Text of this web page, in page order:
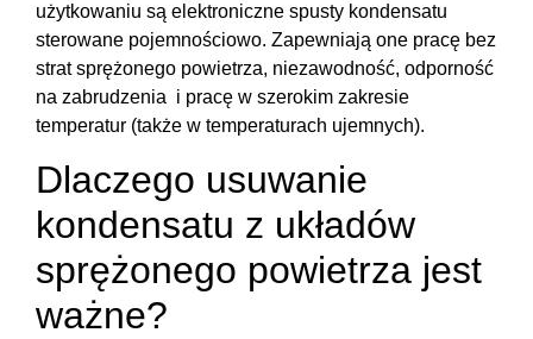
użytkowaniu są elektroniczne spusty kondensatu
sterowane pojemnościowo. Zapewniają one pracę bez
strat sprężonego powietrza, niezawodność, odporność
na zabrudzenia i pracę w szerokim zakresie
temperatur (także w temperaturach ujemnych).
Dlaczego usuwanie
kondensatu z układów
sprężonego powietrza jest
ważne?